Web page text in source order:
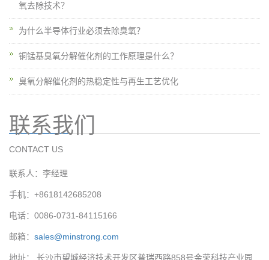
氧去除技术？
为什么半导体行业必须去除臭氧？
铜锰基臭氧分解催化剂的工作原理是什么？
臭氧分解催化剂的热稳定性与再生工艺优化
联系我们
CONTACT US
联系人：李经理
手机：+8618142685208
电话：0086-0731-84115166
邮箱： sales@minstrong.com
地址： 长沙市望城经济技术开发区普瑞西路858号金荣科技产业园